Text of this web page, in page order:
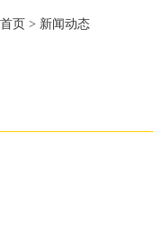
首页 > 新闻动态